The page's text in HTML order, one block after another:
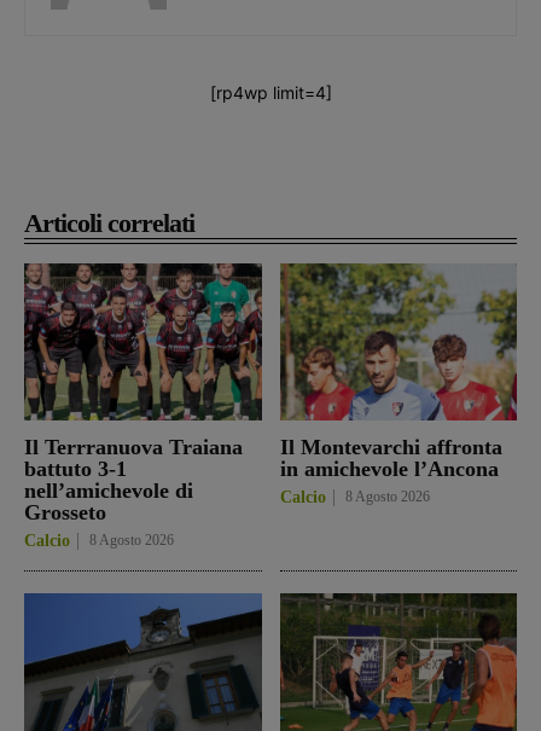
Articoli correlati
Il Terrranuova Traiana
battuto 3-1
nell’amichevole di
Grosseto
Calcio 8 Agosto 2026
Il Montevarchi affronta
in amichevole l’Ancona
Calcio 8 Agosto 2026
[rp4wp limit=4]